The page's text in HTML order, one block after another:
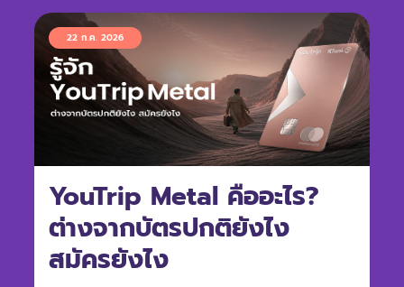
YouTrip Metal คืออะไร?
ต่างจากบัตรปกติยังไง
สมัครยังไง
22 ก.ค. 2026